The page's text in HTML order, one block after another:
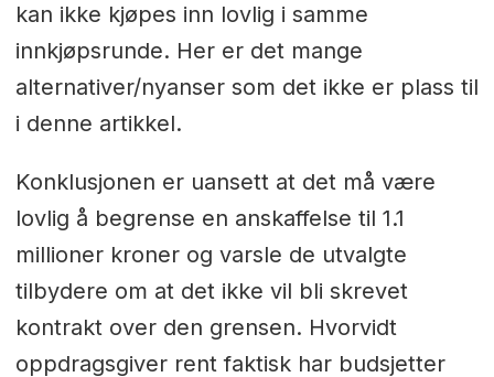
kan ikke kjøpes inn lovlig i samme
innkjøpsrunde. Her er det mange
alternativer/nyanser som det ikke er plass til
i denne artikkel.
Konklusjonen er uansett at det må være
lovlig å begrense en anskaffelse til 1.1
millioner kroner og varsle de utvalgte
tilbydere om at det ikke vil bli skrevet
kontrakt over den grensen. Hvorvidt
oppdragsgiver rent faktisk har budsjetter